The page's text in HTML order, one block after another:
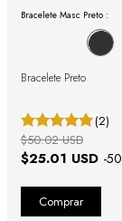
Bracelete Masc Preto :
Bracelete Preto
(2)
$25.01 USD -50
$50.02 USD